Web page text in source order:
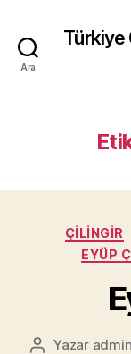
Ara
Türkiye
ÇILINGIR
EYÜP
Yazının
Yazar admin